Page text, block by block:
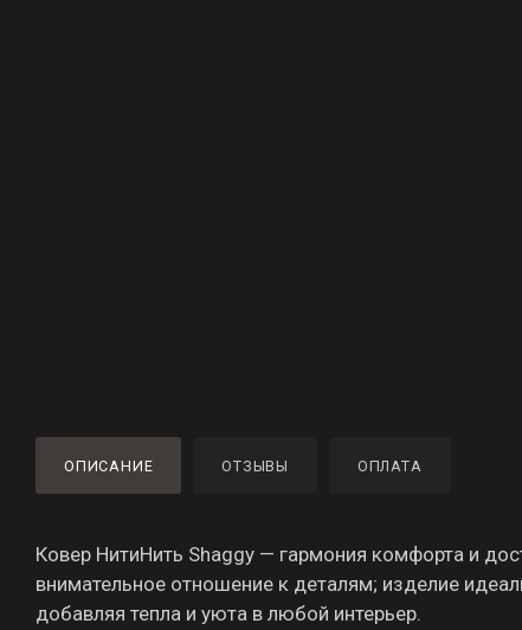
ОПИСАНИЕ ОТЗЫВЫ ОПЛАТА
Ковер НитиНить Shaggy — гармония комфорта и
внимательное отношение к деталям; изделие
добавляя тепла и уюта в любой интерьер.